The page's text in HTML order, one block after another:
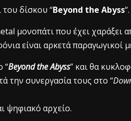
δίσκου “Beyond the Abyss“.
μονοπάτι που έχει χαράξει
είναι αρκετά παραγωγικοί
“Beyond the Abyss” και θα
την συνεργασία τους στο “
ψηφιακό αρχείο.